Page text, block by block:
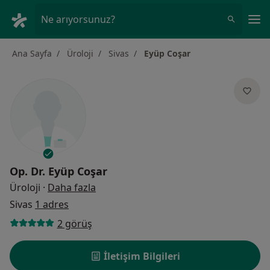
Ne arıyorsunuz?
Ana Sayfa Üroloji Sivas Eyüp Coşar
Op. Dr. Eyüp Coşar
Üroloji · Daha fazla
Sivas 1 adres
2 görüş
İletişim Bilgileri